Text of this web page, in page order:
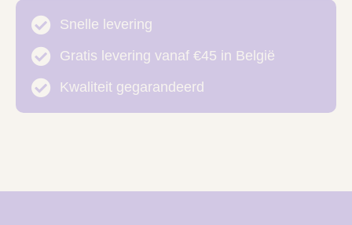
Snelle levering
Gratis levering vanaf €45 in België
Kwaliteit gegarandeerd